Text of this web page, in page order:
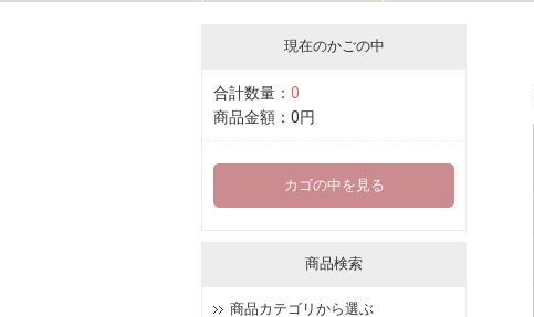
現在のかごの中
合計数量： 0
商品金額： 0円
カゴの中を見る
商品検索
商品カテゴリから選ぶ